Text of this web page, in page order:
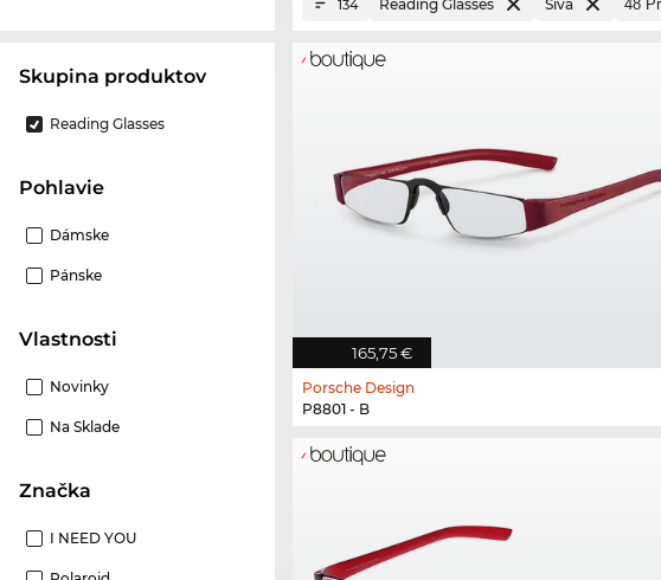
Skupina produktov
Reading Glasses
Pohlavie
Dámske
Pánske
Vlastnosti
Novinky
Na Sklade
Značka
I NEED YOU
134 Reading Glasses Sivá
165,75 €
Porsche Design
P8801 - B